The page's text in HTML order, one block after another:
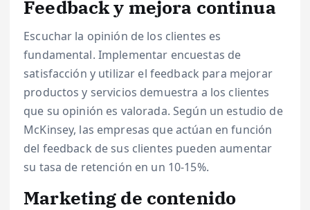
Feedback y mejora continua
Escuchar la opinión de los clientes es
fundamental. Implementar encuestas de
satisfacción y utilizar el feedback para mejorar
productos y servicios demuestra a los clientes
que su opinión es valorada. Según un estudio de
McKinsey, las empresas que actúan en función
del feedback de sus clientes pueden aumentar
su tasa de retención en un 10-15%.
Marketing de contenido